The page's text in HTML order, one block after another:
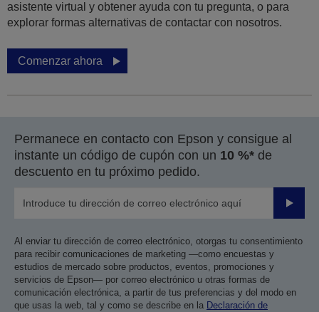
asistente virtual y obtener ayuda con tu pregunta, o para
explorar formas alternativas de contactar con nosotros.
Comenzar ahora
Permanece en contacto con Epson y consigue al
instante un código de cupón con un 10 %* de
descuento en tu próximo pedido.
Enviar
Al enviar tu dirección de correo electrónico, otorgas tu consentimiento
para recibir comunicaciones de marketing —como encuestas y
estudios de mercado sobre productos, eventos, promociones y
servicios de Epson— por correo electrónico u otras formas de
comunicación electrónica, a partir de tus preferencias y del modo en
que usas la web, tal y como se describe en la Declaración de